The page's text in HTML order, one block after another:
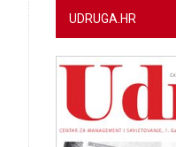
UDRUGA.HR